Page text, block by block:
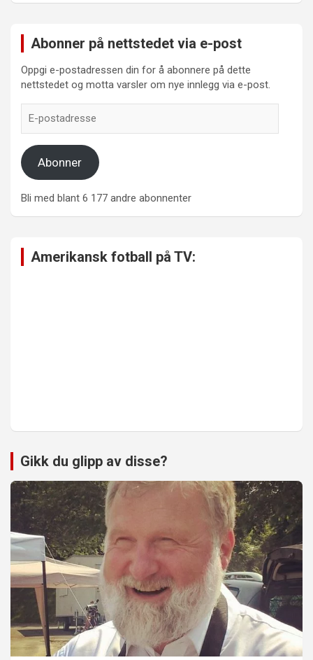
Abonner på nettstedet via e-post
Oppgi e-postadressen din for å abonnere på dette
nettstedet og motta varsler om nye innlegg via e-post.
postadresse
Abonner
Bli med blant 6 177 andre abonnenter
Amerikansk fotball på TV:
Gikk du glipp av disse?